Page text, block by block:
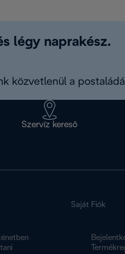
légy naprakész.
közvetlenül a
Szervíz kereső
Saját Fiók